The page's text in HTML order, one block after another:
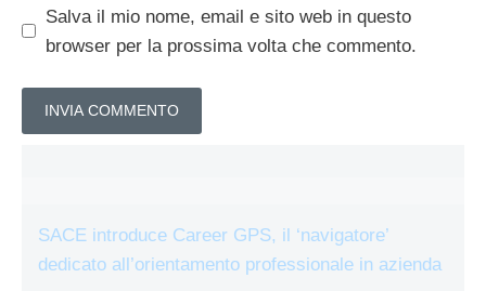
Salva il mio nome, email e sito web in questo
browser per la prossima volta che commento.
SACE introduce Career GPS, il ‘navigatore’
dedicato all’orientamento professionale in azienda